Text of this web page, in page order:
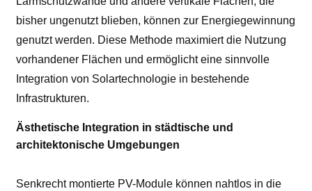
bisher ungenutzt blieben, können zur Energiegewinnung
genutzt werden. Diese Methode maximiert die Nutzung
vorhandener Flächen und ermöglicht eine sinnvolle
Integration von Solartechnologie in bestehende
Infrastrukturen.
Ästhetische Integration in städtische und
architektonische Umgebungen
Senkrecht montierte PV-Module können nahtlos in die